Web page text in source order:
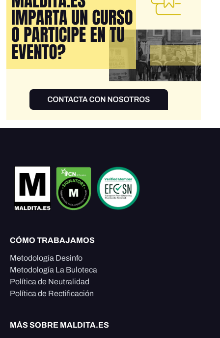
CÓMO TRABAJAMOS
Metodología Desinfo
Metodología La Buloteca
Política de Neutralidad
Política de Rectificación
MÁS SOBRE MALDITA.ES